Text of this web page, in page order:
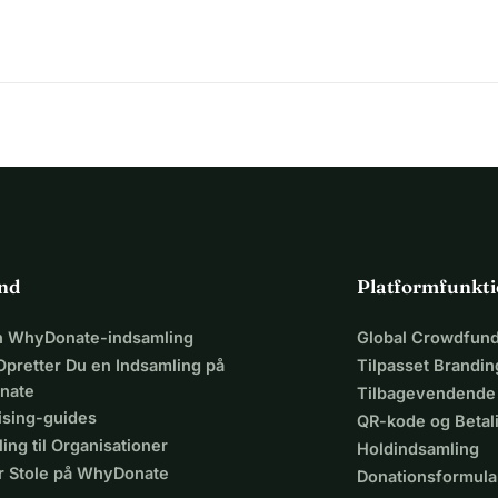
WhyDonate-indsamling
Du en Indsamling på
guides
til Organisationer
Stole på WhyDonate
Global
Tilpasset
QR-kode og
Holdindsamling